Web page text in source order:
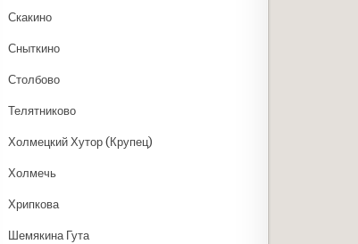
Скакино
Сныткино
Столбово
Телятниково
Холмецкий Хутор (Крупец)
Холмечь
Хрипкова
Шемякина Гута